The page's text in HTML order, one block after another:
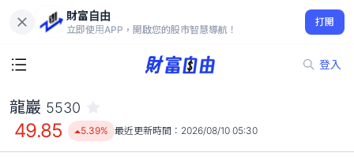
財富自由
立即使用APP，開啟您的股市智慧導航！
打開
登入
49.85
5.39%
龍巖 5530
49.85 5.39% 最近更新時間： 2026/08/10 05:30